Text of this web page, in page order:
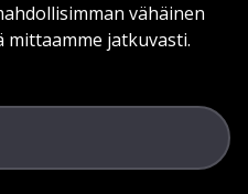
vähäinen
jatkuvasti.